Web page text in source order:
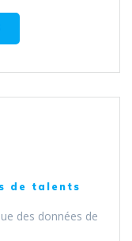
de talents
des données de